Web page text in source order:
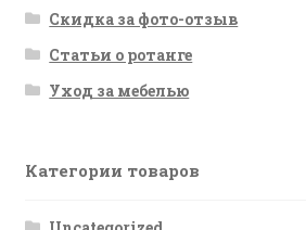
Скидка за фото-отзыв
Статьи о ротанге
Уход за мебелью
Категории товаров